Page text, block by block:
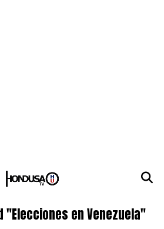
"Elecciones en Venezuela"